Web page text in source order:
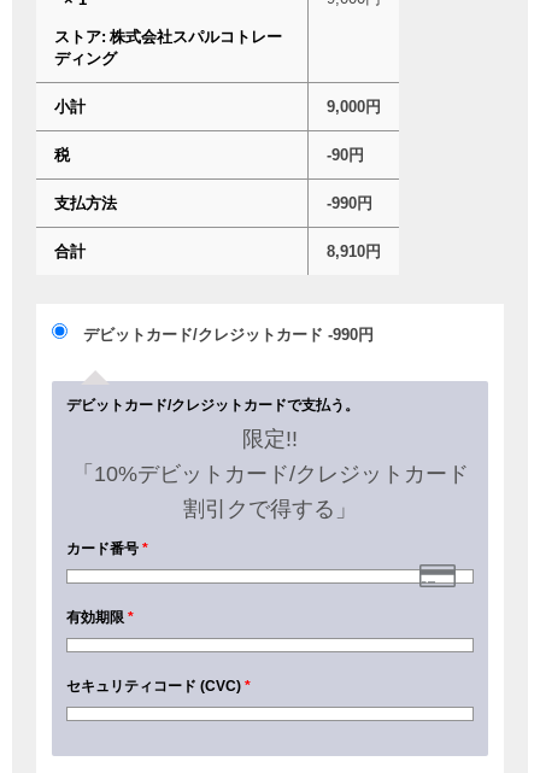
ストア: 株式会社スパルコトレー
ディング
小計 9,000円
税 -90円
支払方法 -990円
合計 8,910円
デビットカード/クレジットカード -990円
デビットカード/クレジットカードで支払う。
限定!!
「10%デビットカード/クレジットカード
割引クで得する」
カード番号 *
有効期限 *
セキュリティコード (CVC) *